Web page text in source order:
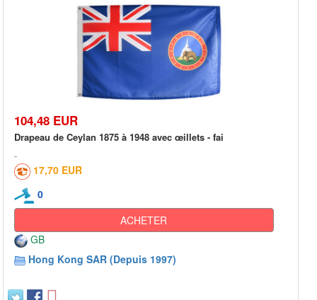
104,48 EUR
Drapeau de Ceylan 1875 à 1948 avec œillets - fai
17,70 EUR
0
ACHETER
GB
Hong Kong SAR (Depuis 1997)